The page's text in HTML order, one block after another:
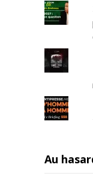
Au